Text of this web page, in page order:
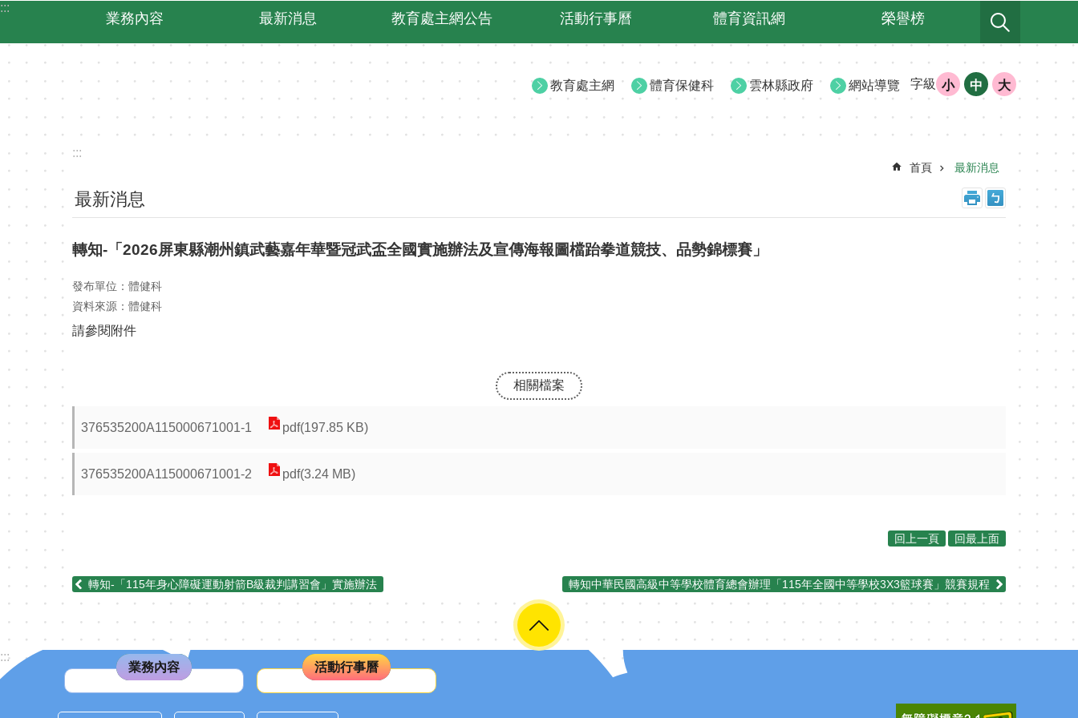
跳到主要內容區塊
:::
業務內容 最新消息 教育處主網公告 活動行事曆 體育資訊網 榮譽榜
教育處主網 體育保健科 雲林縣政府 網站導覽 字級 小 中 大
:::
首頁 最新消息
最新消息
轉知-「2026屏東縣潮州鎮武藝嘉年華暨冠武盃全國實施辦法及宣傳海報圖檔跆拳道競技、品勢錦標賽」
發布單位：體健科
資料來源：體健科
請參閱附件
相關檔案
376535200A115000671001-1 pdf(197.85 KB)
376535200A115000671001-2 pdf(3.24 MB)
回上一頁 回最上面
轉知-「115年身心障礙運動射箭B級裁判講習會」實施辦法 轉知中華民國高級中等學校體育總會辦理「115年全國中等學校3X3籃球賽」競賽規程
:::
業務內容 活動行事曆